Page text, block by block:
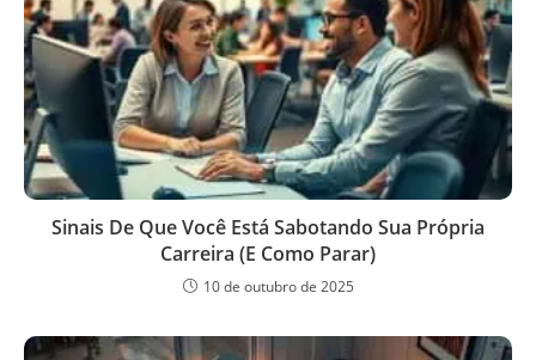
Sinais De Que Você Está Sabotando Sua Própria
Carreira (E Como Parar)
10 de outubro de 2025